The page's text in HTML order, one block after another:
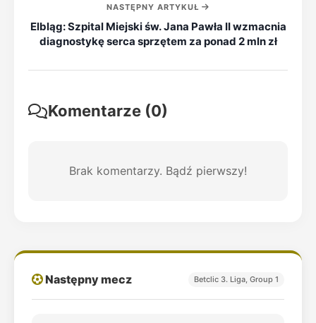
NASTĘPNY ARTYKUŁ
Elbląg: Szpital Miejski św. Jana Pawła II wzmacnia
diagnostykę serca sprzętem za ponad 2 mln zł
Komentarze (0)
Brak komentarzy. Bądź pierwszy!
Następny mecz Betclic 3. Liga, Group 1